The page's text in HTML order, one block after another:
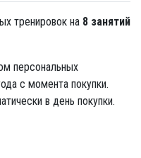
тренировок на 8 занятий
персональных
с момента покупки.
в день покупки.